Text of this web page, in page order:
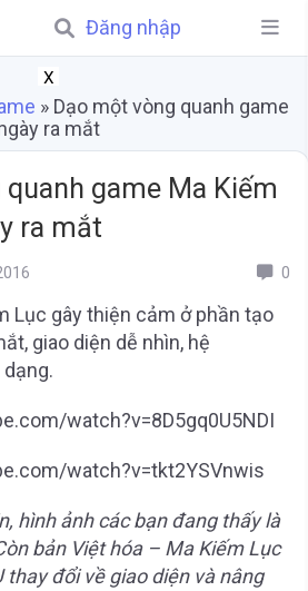
Đăng nhập
X
» Dạo một vòng quanh game
ra mắt
game Ma Kiếm
ra mắt
0
Lục gây thiện cảm ở phần tạo
giao diện dễ nhìn, hệ
watch?v=8D5gq0U5NDI
watch?v=tkt2YSVnwis
hình ảnh các bạn đang thấy là
bản Việt hóa – Ma Kiếm Lục
thay đổi về giao diện và nâng